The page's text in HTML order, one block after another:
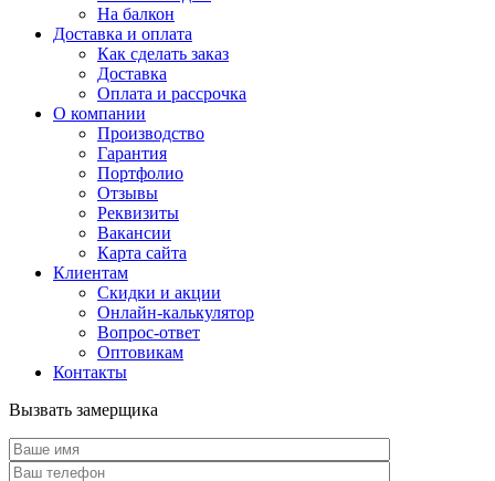
На балкон
Доставка и оплата
Как сделать заказ
Доставка
Оплата и рассрочка
О компании
Производство
Гарантия
Портфолио
Отзывы
Реквизиты
Вакансии
Карта сайта
Клиентам
Скидки и акции
Онлайн-калькулятор
Вопрос-ответ
Оптовикам
Контакты
Вызвать замерщика